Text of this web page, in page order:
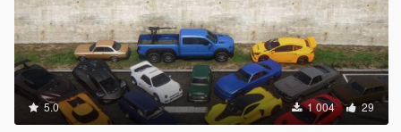
5.0 1 004 29